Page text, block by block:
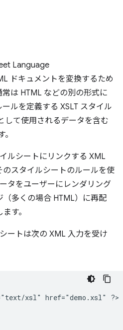
Language
ドキュメントを変換するため
は HTML などの別の形式に
ルを定義する XSLT スタイル
して使用されるデータを含む
ルシートにリンクする XML
スタイルシートのルールを使
タをユーザーにレンダリング
多くの場合 HTML）に再配
す。
ートは次の XML 入力を受け
xsl" href="demo.xsl"
?>